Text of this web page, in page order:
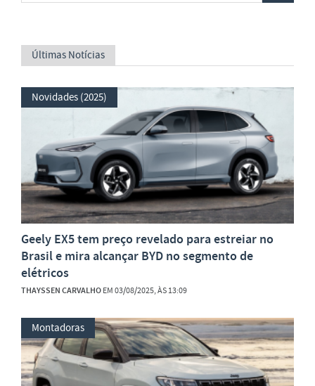
Últimas Notícias
Novidades (2025)
Geely EX5 tem preço revelado para estreiar no
Brasil e mira alcançar BYD no segmento de
elétricos
THAYSSEN CARVALHOEM 03/08/2025, ÀS 13:09
Montadoras